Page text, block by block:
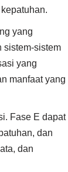
yang
sistem-sistem
yang
manfaat yang
Fase E dapat
dan
dan